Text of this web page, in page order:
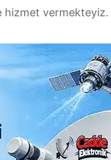
hizmet vermekteyiz.